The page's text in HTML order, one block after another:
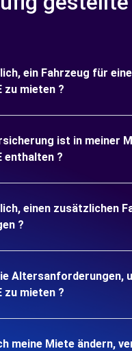
ein Fahrzeug für
zu mieten ?
ist in meiner
enthalten ?
einen zusätzlichen
?
Altersanforderungen,
zu mieten ?
meine Miete ändern,